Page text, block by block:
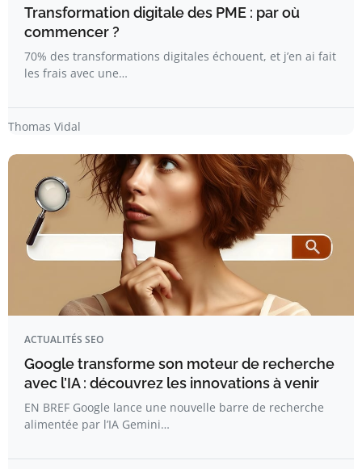
Transformation digitale des PME : par où
commencer ?
70% des transformations digitales échouent, et j’en ai fait
les frais avec une…
Thomas Vidal
ACTUALITÉS SEO
Google transforme son moteur de recherche
avec l’IA : découvrez les innovations à venir
EN BREF Google lance une nouvelle barre de recherche
alimentée par l’IA Gemini…